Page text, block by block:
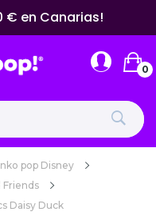
€ en Canarias!
0
pop Disney
Friends
Daisy Duck